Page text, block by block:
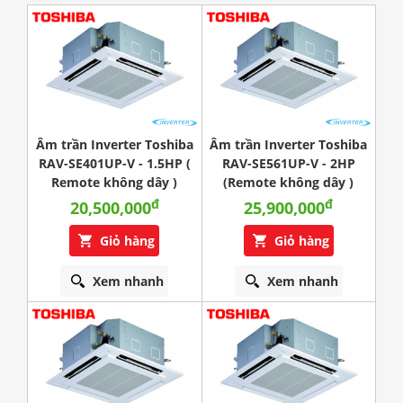
Âm trần Inverter Toshiba
RAV-SE401UP-V - 1.5HP (
Remote không dây )
20,500,000đ
Giỏ hàng
Xem nhanh
Âm trần Inverter Toshiba
RAV-SE561UP-V - 2HP
(Remote không dây )
25,900,000đ
Giỏ hàng
Xem nhanh